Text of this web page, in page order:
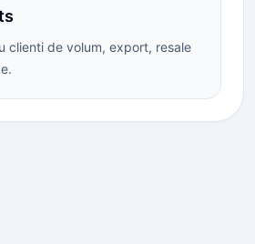
clienti de volum, export, resale